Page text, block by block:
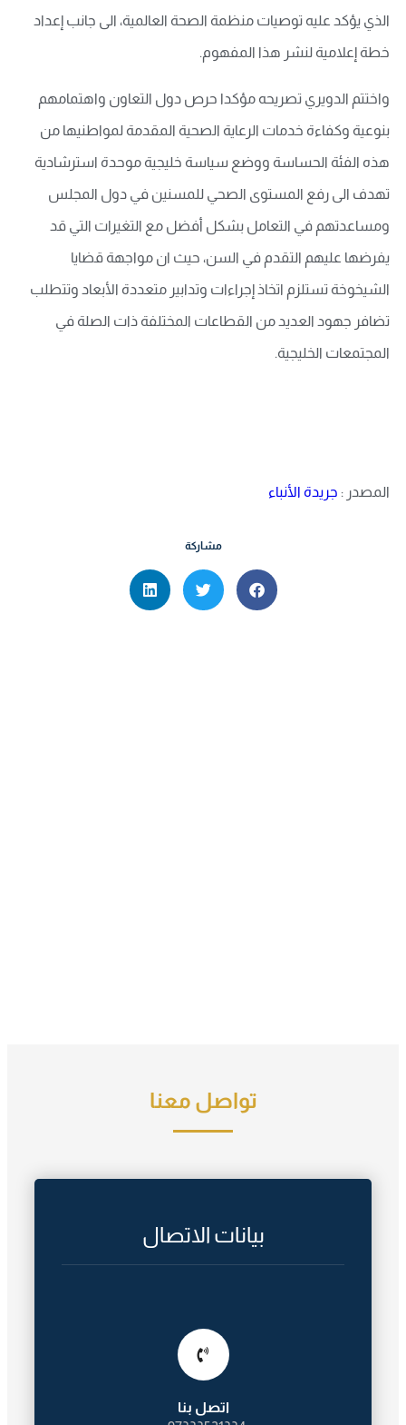
الذي يؤكد عليه توصيات منظمة الصحة العالمية، الى جانب إعداد
خطة إعلامية لنشر هذا المفهوم.
واختتم الدويري تصريحه مؤكدا حرص دول التعاون واهتمامهم
بنوعية وكفاءة خدمات الرعاية الصحية المقدمة لمواطنيها من
هذه الفئة الحساسة ووضع سياسة خليجية موحدة استرشادية
تهدف الى رفع المستوى الصحي للمسنين في دول المجلس
ومساعدتهم في التعامل بشكل أفضل مع التغيرات التي قد
يفرضها عليهم التقدم في السن، حيث ان مواجهة قضايا
الشيخوخة تستلزم اتخاذ إجراءات وتدابير متعددة الأبعاد وتتطلب
تضافر جهود العديد من القطاعات المختلفة ذات الصلة في
المجتمعات الخليجية.
المصدر : جريدة الأنباء
مشاركة
بيانات الاتصال
اتصل بنا
تواصل معنا